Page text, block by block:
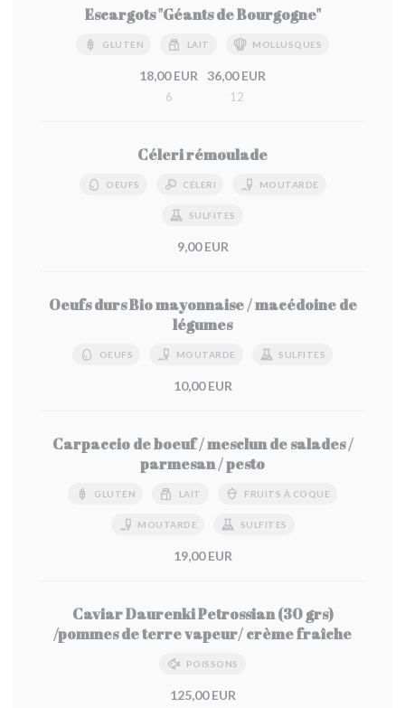
Escargots "Géants de Bourgogne"
GLUTEN LAIT MOLLUSQUES
18,00 EUR
6
36,00 EUR
12
Céleri rémoulade
OEUFS CÉLERI MOUTARDE
SULFITES
9,00 EUR
Oeufs durs Bio mayonnaise / macédoine de
légumes
OEUFS MOUTARDE SULFITES
10,00 EUR
Carpaccio de boeuf / mesclun de salades /
parmesan / pesto
GLUTEN LAIT FRUITS À COQUE
MOUTARDE SULFITES
19,00 EUR
Caviar Daurenki Petrossian (30 grs)
/pommes de terre vapeur/ crème fraîche
POISSONS
125,00 EUR